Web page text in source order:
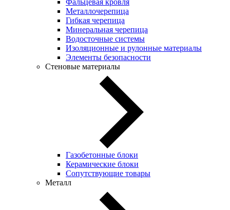
Металлочерепица
Гибкая черепица
Минеральная черепица
Водосточные системы
Изоляционные и рулонные материалы
Элементы безопасности
Стеновые материалы
Газобетонные блоки
Керамические блоки
Сопутствующие товары
Металл